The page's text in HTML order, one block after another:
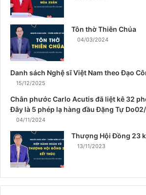
Tôn thờ Thiên Chúa
04/03/2024
Danh sách Nghệ sĩ Việt Nam theo Đạo
15/12/2025
Chân phước Carlo Acutis đã liệt kê 32
Đây là 5 phép lạ hàng đầu Đặng Tự
04/11/2024
Thượng Hội Đồng 23
13/11/2023